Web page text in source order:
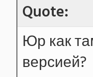
Quote:
Юр как
версией?